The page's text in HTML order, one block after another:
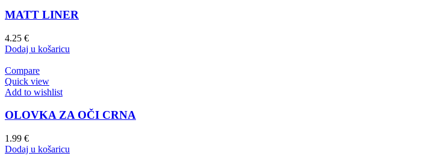
MATT LINER
4.25 €
Dodaj u košaricu
Compare
Quick view
Add to wishlist
OLOVKA ZA OČI CRNA
1.99 €
Dodaj u košaricu